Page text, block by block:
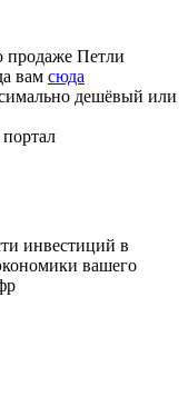
продаже Петли
вам сюда
дешёвый или
инвестиций в
вашего